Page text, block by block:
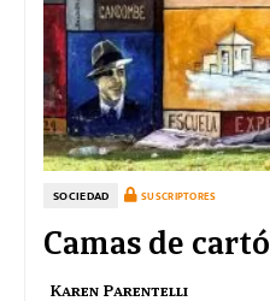
SOCIEDAD SUSCRIPTORES
Camas de
Karen Parentelli